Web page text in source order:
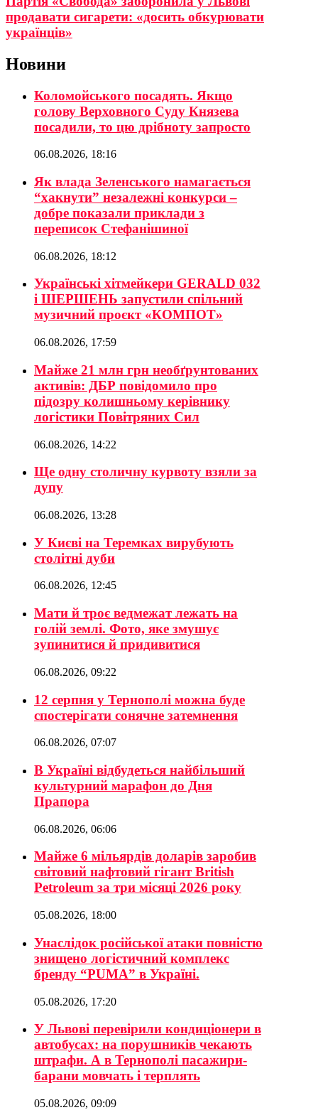
продавати сигарети: «досить обкурювати
українців»
Новини
Коломойського посадять. Якщо
голову Верховного Суду Князева
посадили, то цю дрібноту запросто
06.08.2026, 18:16
Як влада Зеленського намагається
“хакнути” незалежні конкурси –
добре показали приклади з
переписок Стефанішиної
06.08.2026, 18:12
Українські хітмейкери GERALD 032
і ШЕРШЕНЬ запустили спільний
музичний проєкт «КОМПОТ»
06.08.2026, 17:59
Майже 21 млн грн необґрунтованих
активів: ДБР повідомило про
підозру колишньому керівнику
логістики Повітряних Сил
06.08.2026, 14:22
Ще одну столичну курвоту взяли за
дупу
06.08.2026, 13:28
У Києві на Теремках вирубують
столітні дуби
06.08.2026, 12:45
Мати й троє ведмежат лежать на
голій землі. Фото, яке змушує
зупинитися й придивитися
06.08.2026, 09:22
12 серпня у Тернополі можна буде
спостерігати сонячне затемнення
06.08.2026, 07:07
В Україні відбудеться найбільший
культурний марафон до Дня
Прапора
06.08.2026, 06:06
Майже 6 мільярдів доларів заробив
світовий нафтовий гігант British
Petroleum за три місяці 2026 року
05.08.2026, 18:00
Унаслідок російської атаки повністю
знищено логістичний комплекс
бренду “PUMA” в Україні.
05.08.2026, 17:20
У Львові перевірили кондиціонери в
автобусах: на порушників чекають
штрафи. А в Тернополі пасажири-
барани мовчать і терплять
05.08.2026, 09:09